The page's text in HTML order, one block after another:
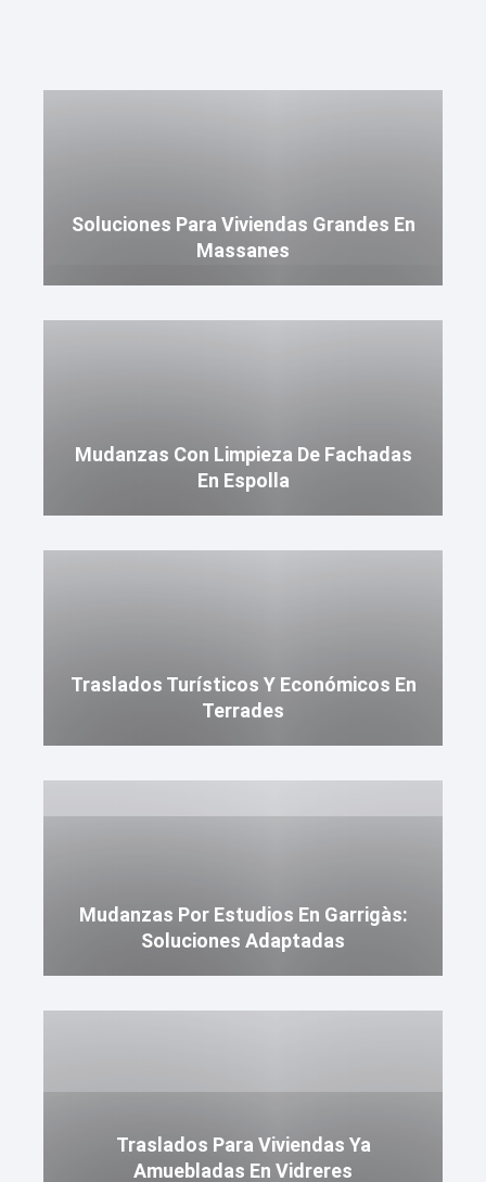
Soluciones Para Viviendas Grandes En
Massanes
Mudanzas Con Limpieza De Fachadas
En Espolla
Traslados Turísticos Y Económicos En
Terrades
Mudanzas Por Estudios En Garrigàs:
Soluciones Adaptadas
Traslados Para Viviendas Ya
Amuebladas En Vidreres